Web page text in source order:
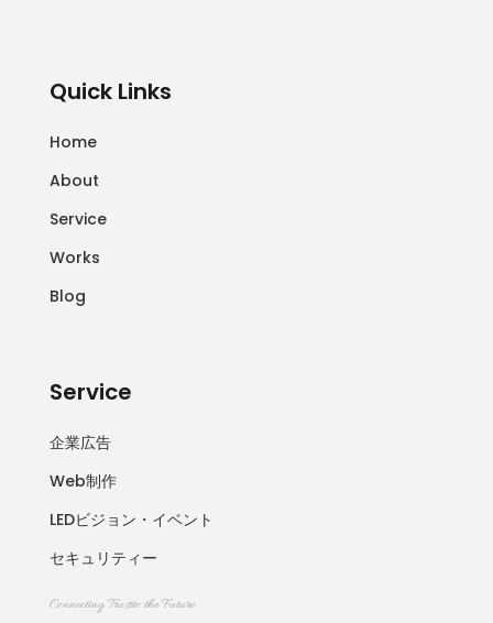
Quick Links
Home
About
Service
Works
Blog
Service
企業広告
Web制作
LEDビジョン・イベント
セキュリティー
Connecting Trustto the Future